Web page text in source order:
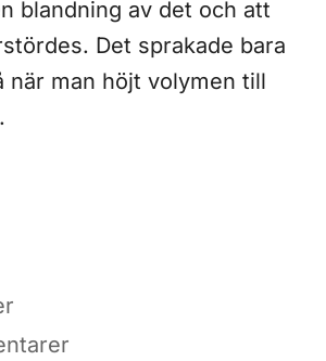
blandning av det och att
Det sprakade bara
när man höjt volymen till